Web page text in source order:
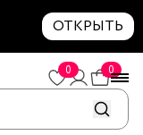
ОТКРЫТЬ
0 0